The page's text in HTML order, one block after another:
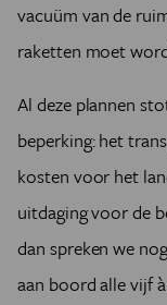
vacuüm van de
raketten moet
Al deze plannen
beperking: het
kosten voor het
uitdaging voor de
dan spreken we
aan boord alle vijf